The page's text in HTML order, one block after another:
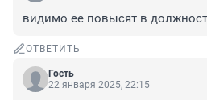
видимо ее повысят в
ОТВЕТИТЬ
Гость
22 января 2025, 22:15